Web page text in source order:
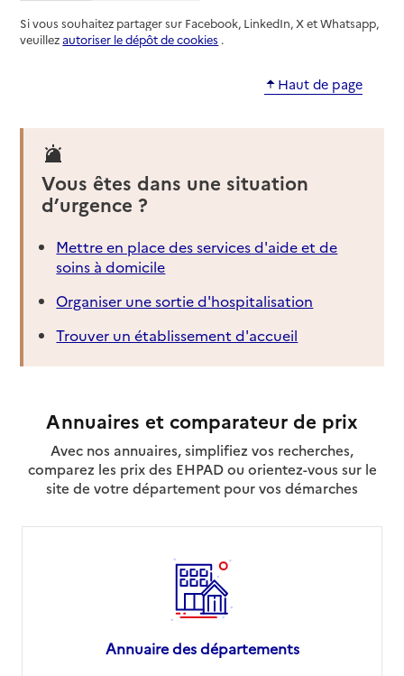
Si vous souhaitez partager sur Facebook, LinkedIn, X et Whatsapp,
veuillezautoriser le dépôt de cookies .
Haut de page
Vous êtes dans une situation
d’urgence ?
Mettre en place des services d'aide et de
soins à domicile
Organiser une sortie d'hospitalisation
Trouver un établissement d'accueil
Annuaires et comparateur de prix
Avec nos annuaires, simplifiez vos recherches,
comparez les prix des EHPAD ou orientez-vous sur le
site de votre département pour vos démarches
Annuaire des départements